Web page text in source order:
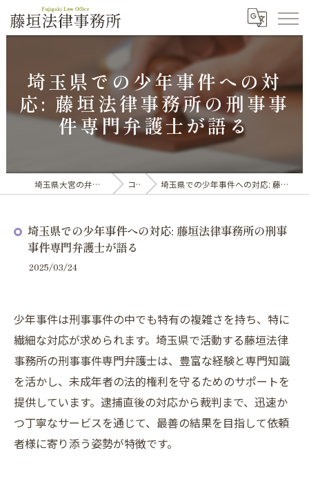
埼玉県での少年事件への対
応: 藤垣法律事務所の刑事事
件専門弁護士が語る
埼玉県大宮の弁護士なら藤垣法律事務所 コラム 埼玉県での少年事件への対応: 藤垣法律事務所の刑事事件専門弁護士が語る
埼玉県での少年事件への対応: 藤垣法律事務所の刑事
事件専門弁護士が語る
2025/03/24
少年事件は刑事事件の中でも特有の複雑さを持ち、特に
繊細な対応が求められます。埼玉県で活動する藤垣法律
事務所の刑事事件専門弁護士は、豊富な経験と専門知識
を活かし、未成年者の法的権利を守るためのサポートを
提供しています。逮捕直後の対応から裁判まで、迅速か
つ丁寧なサービスを通じて、最善の結果を目指して依頼
者様に寄り添う姿勢が特徴です。